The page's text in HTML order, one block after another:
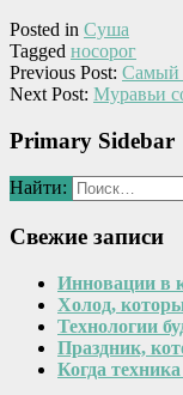
Posted in Суша
Tagged носорог
Previous Post: Самый
Next Post: Муравьи
Primary Sidebar
Найти:
Свежие записи
Инновации в
Холод,
Технологии
Праздник,
Когда